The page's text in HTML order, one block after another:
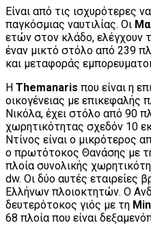
Eίναι από τις ισχυρότερες
παγκόσμιας ναυτιλίας. Οι
ετών στον κλάδο, ελέγχουν
έναν μικτό στόλο από 239
και μεταφοράς
Η Themanaris που είναι η
οικογένειας με επικεφαλής
Νικόλα, έχει στόλο από 90
χωρητικότητας σχεδόν 10
Ντίνος είναι ο μικρότερος
ο πρωτότοκος Θανάσης με
πλοία συνολικής
dw. Οι δύο αυτές εταιρείες
Ελλήνων πλοιοκτητών. Ο
δευτερότοκος γιός με τη
68 πλοία που είναι